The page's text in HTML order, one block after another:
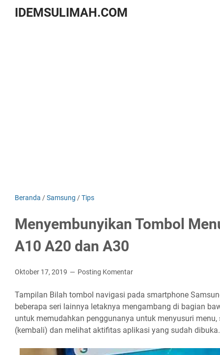
IDEMSULIMAH.COM
Beranda /Samsung /Tips
Menyembunyikan Tombol
A10 A20 dan A30
Oktober 17, 2019 Posting Komentar
Tampilan Bilah tombol navigasi pada smartphone
beberapa seri lainnya letaknya mengambang di bagian
untuk memudahkan penggunanya untuk menyusuri
(kembali) dan melihat aktifitas aplikasi yang sudah dibuka.